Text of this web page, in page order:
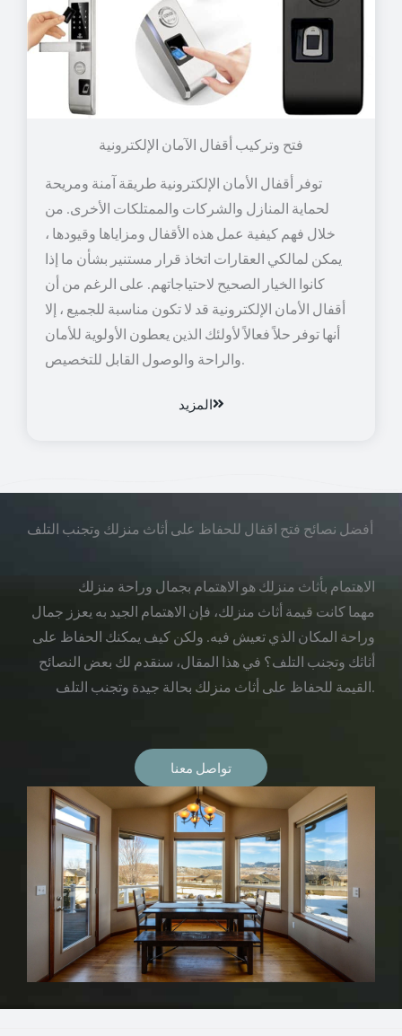
توفر أقفال الأمان الإلكترونية طريقة آمنة ومريحة
لحماية المنازل والشركات والممتلكات الأخرى. من
خلال فهم كيفية عمل هذه الأقفال ومزاياها وقيودها ،
يمكن لمالكي العقارات اتخاذ قرار مستنير بشأن ما إذا
كانوا الخيار الصحيح لاحتياجاتهم. على الرغم من أن
أقفال الأمان الإلكترونية قد لا تكون مناسبة للجميع ، إلا
أنها توفر حلاً فعالاً لأولئك الذين يعطون الأولوية للأمان
والراحة والوصول القابل للتخصيص.
المزيد
أفضل نصائح فتح اقفال للحفاظ على أثاث منزلك وتجنب التلف
الاهتمام بأثاث منزلك هو الاهتمام بجمال وراحة منزلك
مهما كانت قيمة أثاث منزلك، فإن الاهتمام الجيد به يعزز جمال
وراحة المكان الذي تعيش فيه. ولكن كيف يمكنك الحفاظ على
أثاثك وتجنب التلف؟ في هذا المقال، سنقدم لك بعض النصائح
القيمة للحفاظ على أثاث منزلك بحالة جيدة وتجنب التلف.
تواصل معنا